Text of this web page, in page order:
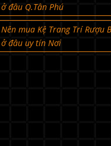
ở đâu Q.Tân Phú
Nên mua Kệ Trang Trí Rượu
ở đâu uy tín Nơi